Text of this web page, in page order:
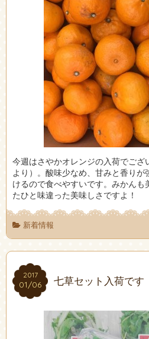
今週はさやかオレンジの入荷でご
より）。酸味少なめ、甘みと香り
けるので食べやすいです。みかんも
たひと味違った美味しさですよ！
新着情報
2017
01/06
2017
01/06 七草セット入荷です